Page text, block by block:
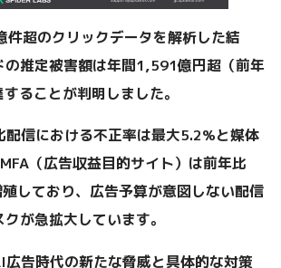
超のクリックデータを解析した結
の推定被害額は年間1,591億円超（前年
ることが判明しました。
配信における不正率は最大5.2%と媒体
（広告収益目的サイト）は前年比
しており、広告予算が意図しない配信
が急拡大しています。
広告時代の新たな脅威と具体的な対策